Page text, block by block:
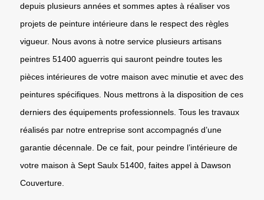
depuis plusieurs années et sommes aptes à réaliser vos
projets de peinture intérieure dans le respect des règles
vigueur. Nous avons à notre service plusieurs artisans
peintres 51400 aguerris qui sauront peindre toutes les
pièces intérieures de votre maison avec minutie et avec des
peintures spécifiques. Nous mettrons à la disposition de ces
derniers des équipements professionnels. Tous les travaux
réalisés par notre entreprise sont accompagnés d’une
garantie décennale. De ce fait, pour peindre l’intérieure de
votre maison à Sept Saulx 51400, faites appel à Dawson
Couverture.